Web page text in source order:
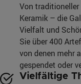
Von
Keramik – die
Vielfalt und
Sie über 400
von denen mehr
gespendet oder
Vielfältige